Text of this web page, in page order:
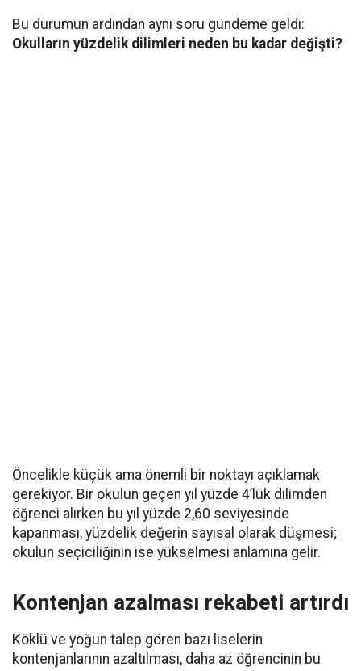
Bu durumun ardından aynı soru gündeme geldi:
Okulların yüzdelik dilimleri neden bu kadar değişti?
Öncelikle küçük ama önemli bir noktayı açıklamak
gerekiyor. Bir okulun geçen yıl yüzde 4’lük dilimden
öğrenci alırken bu yıl yüzde 2,60 seviyesinde
kapanması, yüzdelik değerin sayısal olarak düşmesi;
okulun seçiciliğinin ise yükselmesi anlamına gelir.
Kontenjan azalması rekabeti artırdı
Köklü ve yoğun talep gören bazı liselerin
kontenjanlarının azaltılması, daha az öğrencinin bu